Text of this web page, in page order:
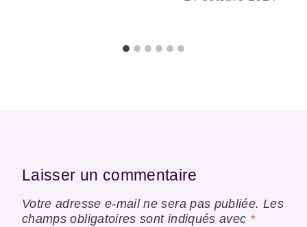
Laisser un commentaire
Votre adresse e-mail ne sera pas publiée. Les
champs obligatoires sont indiqués avec *